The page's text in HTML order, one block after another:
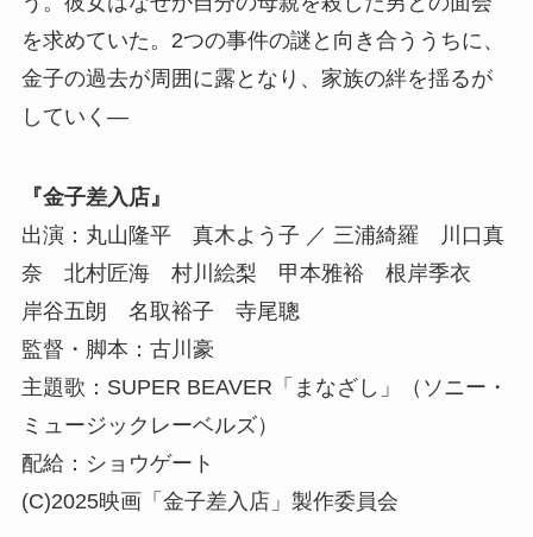
を求めていた。2つの事件の謎と向き合ううちに、
金子の過去が周囲に露となり、家族の絆を揺るが
していく―
『金子差入店』
出演：丸山隆平 真木よう子 ／ 三浦綺羅 川口真
奈 北村匠海 村川絵梨 甲本雅裕 根岸季衣
岸谷五朗 名取裕子 寺尾聰
監督・脚本：古川豪
主題歌：SUPER BEAVER「まなざし」（ソニー・
ミュージックレーベルズ）
配給：ショウゲート
(C)2025映画「金子差入店」製作委員会